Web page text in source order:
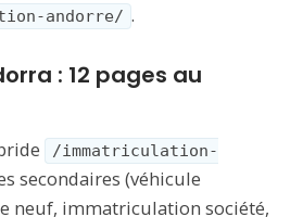
andorre/ .
: 12 pages au
/immatriculation-
secondaires (véhicule
neuf, immatriculation société,